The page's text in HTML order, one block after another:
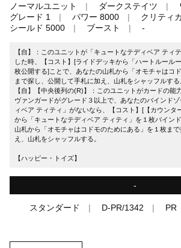
ノーマルユニット ダークステイツ
グレード 1
パワー 8000
クリティ
シールド 5000
ブースト -
【自】：このユニットが「キュートなテディベア ティ
した時、【コスト】[ライドデッキから「ハートルール
枚公開する]ことで、あなたの山札から「オモチャはコ
まで探し、公開して手札に加え、山札をシャッフルする
【自】【中央後列の(R)】：このユニットがカードの能
ヴァンガードがグレード３以上で、あなたのバインド
ィベア ティティ」がないなら、【コスト】[【カウンタ
から「キュートなテディベア ティティ」を１枚バイン
山札から「オモチャはコドモのためにある」を１枚ま
え、山札をシャッフルする。
【ハッピー・トイズ】
-
スタンダード D-PR/1342 PR